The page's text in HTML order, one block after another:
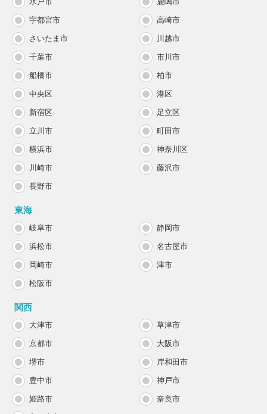
宇都宮市 高崎市
さいたま市 川越市
千葉市 市川市
船橋市 柏市
中央区 港区
新宿区 足立区
立川市 町田市
横浜市 神奈川区
川崎市 藤沢市
長野市
東海
岐阜市 静岡市
浜松市 名古屋市
岡崎市 津市
松阪市
関西
大津市 草津市
京都市 大阪市
堺市 岸和田市
豊中市 神戸市
姫路市 奈良市